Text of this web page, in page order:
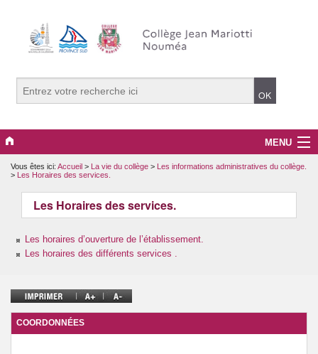
MENU
La vie du collège
PRONOTE
La pédagogie.
Le développement durable.
Le forum santé du collège Mariotti.
Vous êtes ici: Accueil > La vie du collège >
Les informations administratives du collège.
>
Les Horaires des services.
Les Horaires des services.
Les horaires d’ouverture de l’établissement.
Les horaires des différents services .
COORDONNÉES